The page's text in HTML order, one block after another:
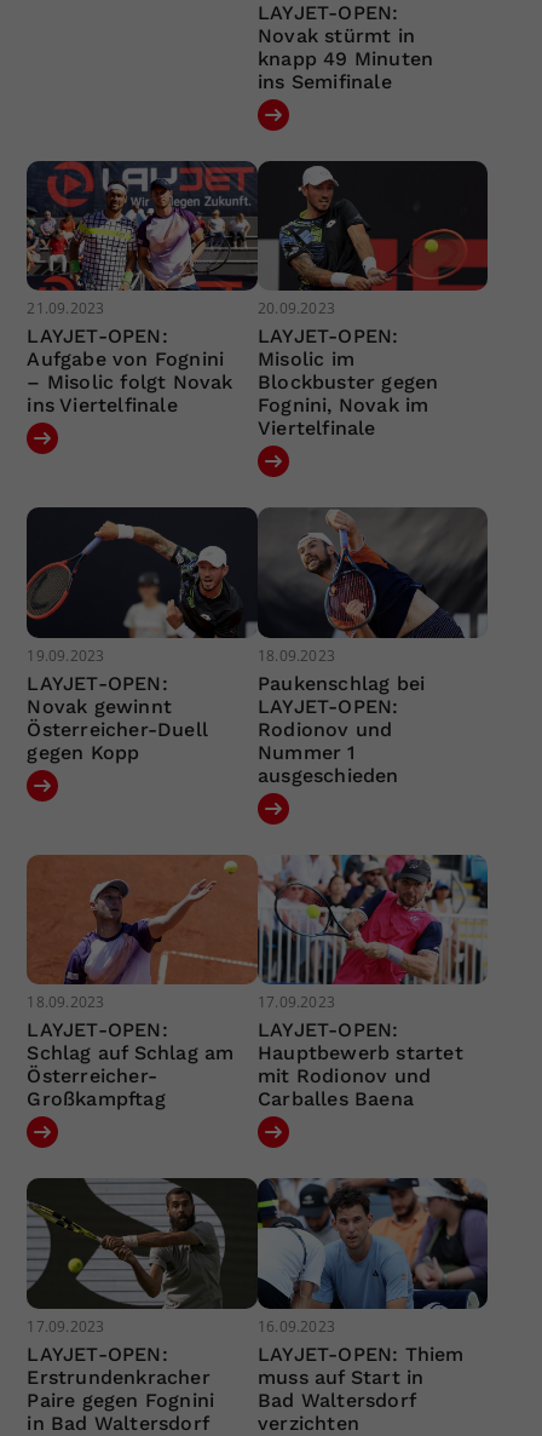
LAYJET-OPEN:
Novak stürmt in
knapp 49 Minuten
ins Semifinale
21.09.2023
LAYJET-OPEN:
Aufgabe von Fognini
– Misolic folgt Novak
ins Viertelfinale
20.09.2023
LAYJET-OPEN:
Misolic im
Blockbuster gegen
Fognini, Novak im
Viertelfinale
19.09.2023
LAYJET-OPEN:
Novak gewinnt
Österreicher-Duell
gegen Kopp
18.09.2023
Paukenschlag bei
LAYJET-OPEN:
Rodionov und
Nummer 1
ausgeschieden
18.09.2023
LAYJET-OPEN:
Schlag auf Schlag am
Österreicher-
Großkampftag
17.09.2023
LAYJET-OPEN:
Hauptbewerb startet
mit Rodionov und
Carballes Baena
17.09.2023
LAYJET-OPEN:
Erstrundenkracher
Paire gegen Fognini
in Bad Waltersdorf
16.09.2023
LAYJET-OPEN: Thiem
muss auf Start in
Bad Waltersdorf
verzichten